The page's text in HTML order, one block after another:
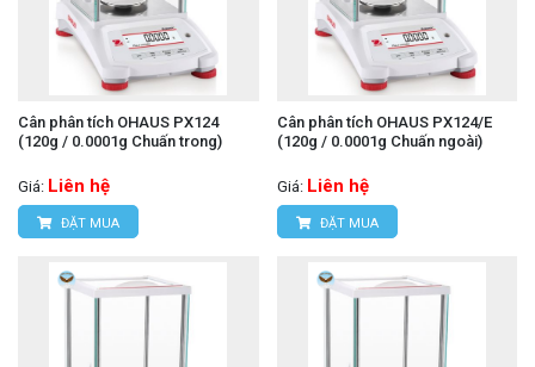
Cân phân tích OHAUS PX124
(120g / 0.0001g Chuấn trong)
Giá: Liên hệ
ĐẶT MUA
Cân phân tích OHAUS PX124/E
(120g / 0.0001g Chuấn ngoài)
Giá: Liên hệ
ĐẶT MUA